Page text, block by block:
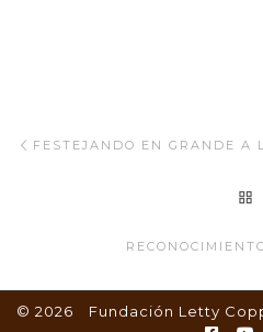
Navegar Artículo
FESTEJANDO EN GRANDE A
© 2026 Fundación Letty